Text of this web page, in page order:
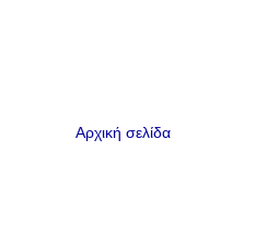
Αρχική σελίδα